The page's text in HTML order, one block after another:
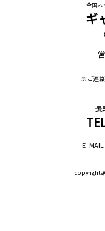
全国ネ
ギ
※ ご連絡
長
E-